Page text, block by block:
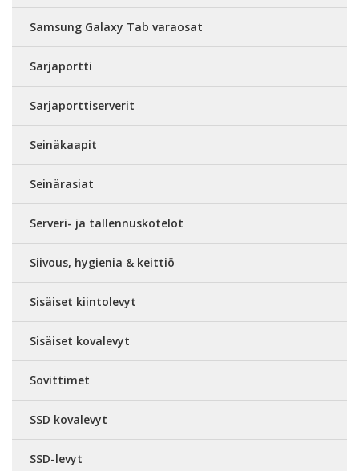
Samsung Galaxy Tab varaosat
Sarjaportti
Sarjaporttiserverit
Seinäkaapit
Seinärasiat
Serveri- ja tallennuskotelot
Siivous, hygienia & keittiö
Sisäiset kiintolevyt
Sisäiset kovalevyt
Sovittimet
SSD kovalevyt
SSD-levyt